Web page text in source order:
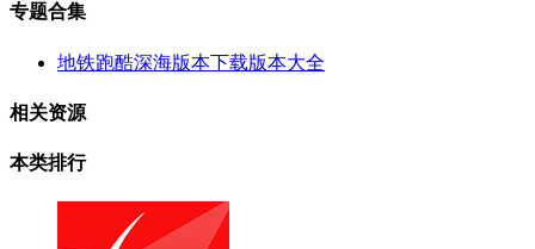
专题合集
地铁跑酷深海版本下载版本大全
相关资源
本类排行